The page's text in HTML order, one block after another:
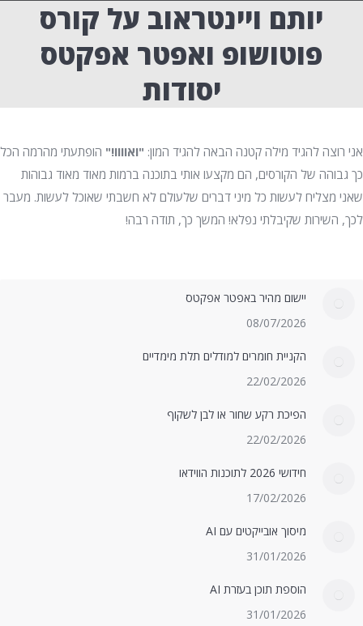
יותם ויינטראוב על קורס
פוטושופ ואפטר אפקטס
יסודות
אני רוצה להגיד מילה קטנה הבאה להגיד המון: "ואוווו!" הופתעתי מהרמה הכל
כך גבוהה של הקורסים, הם מקצעו אותי בתוכנה ברמות מאוד מאוד גבוהות
שאני מצליח לעשות כל מיני דברים שלעולם לא חשבתי שאוכל לעשות. מעבר
לכך, השירות שקיבלתי נפלא! המשך כך, תודה רבה!
יישום מהיר באפטר אפקטס
08/07/2026
הקניית חומרים למודלים תלת מימדיים
22/02/2026
הפיכת רקע שחור או לבן לשקוף
22/02/2026
חידושי 2026 לתוכנות הווידאו
17/02/2026
מיסוך אובייקטים עם AI
31/01/2026
הוספת תוכן בעזרת AI
31/01/2026